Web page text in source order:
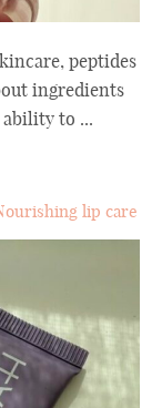
peptides
ingredients
to ...
lip care